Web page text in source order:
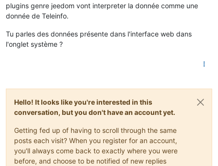
plugins genre jeedom vont interpreter la donnée comme une
donnée de Teleinfo.
Tu parles des données présente dans l'interface web dans
l'onglet système ?
Hello! It looks like you're interested in this
conversation, but you don't have an account yet.
Getting fed up of having to scroll through the same
posts each visit? When you register for an account,
you'll always come back to exactly where you were
before, and choose to be notified of new replies